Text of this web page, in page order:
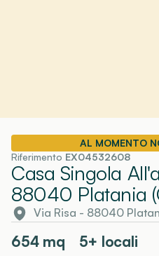
AL MOMENTO
Riferimento EX04532608
Casa Singola
88040 Platania
Via Risa - 88040
654mq
5+ locali